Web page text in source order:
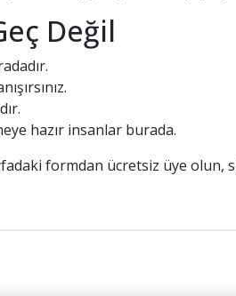
Değil
hazır insanlar burada.
formdan ücretsiz üye olun,